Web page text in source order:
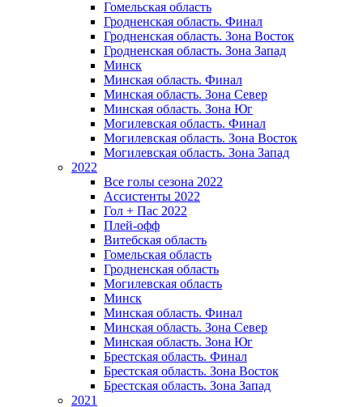
Гомельская область
Гродненская область. Финал
Гродненская область. Зона Восток
Гродненская область. Зона Запад
Минск
Минская область. Финал
Минская область. Зона Север
Минская область. Зона Юг
Могилевская область. Финал
Могилевская область. Зона Восток
Могилевская область. Зона Запад
2022
Все голы сезона 2022
Ассистенты 2022
Гол + Пас 2022
Плей-офф
Витебская область
Гомельская область
Гродненская область
Могилевская область
Минск
Mинская область. Финал
Минская область. Зона Север
Минская область. Зона Юг
Брестская область. Финал
Брестская область. Зона Восток
Брестская область. Зона Запад
2021